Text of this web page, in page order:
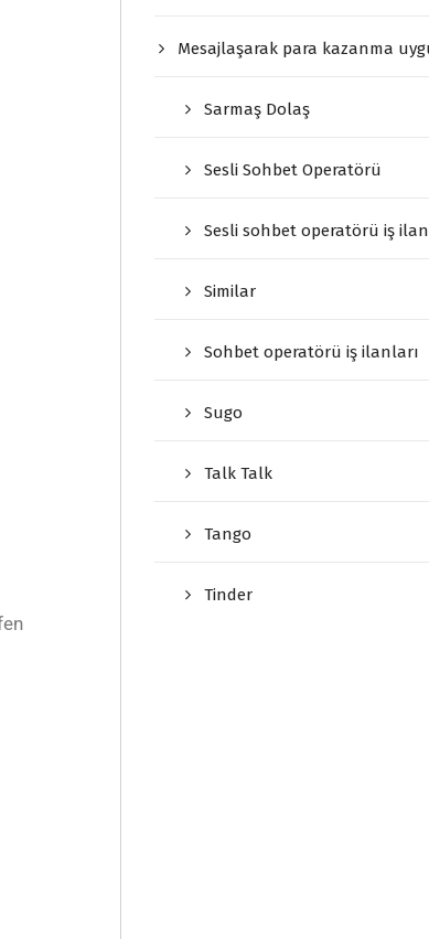
Mesajlaşarak para kazanma
Sarmaş Dolaş
Sesli Sohbet Operatörü
Sesli sohbet operatörü iş
Similar
Sohbet operatörü iş ilanları
Sugo
Talk Talk
Tango
Tinder